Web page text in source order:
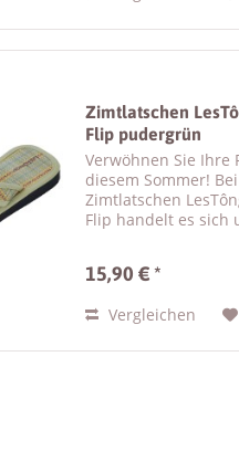
Zimtlatschen
Flip pudergrün
Verwöhnen Sie Ihre
diesem Sommer!
Zimtlatschen
Flip handelt es sich
dezenten
gleichzeitig...
15,90 € *
Vergleichen